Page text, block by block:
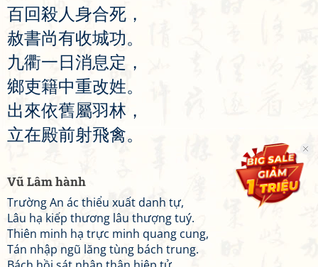
百回殺 人身合死 ，
赦書尚有收城功。
九衢一 日 消息定 ，
鄉吏籍中重改姓。
出來依舊屬羽林 ，
立在殿前射飛禽。
Vũ Lâm hành
Trường An ác thiểu xuất danh tự,
Lâu hạ kiếp thương lâu thượng tuý.
Thiên minh hạ trực minh quang cung,
Tán nhập ngũ lăng tùng bách trung.